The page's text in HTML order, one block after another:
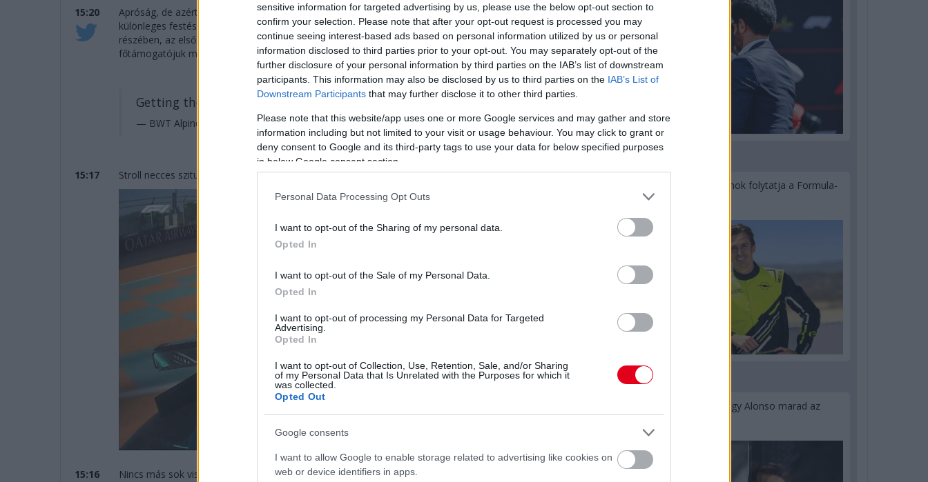
sensitive information for targeted advertising by us, please use the below opt-out section to
confirm your selection. Please note that after your opt-out request is processed you may
continue seeing interest-based ads based on personal information utilized by us or personal
information disclosed to third parties prior to your opt-out. You may separately opt-out of the
further disclosure of your personal information by third parties on the IAB’s list of downstream
participants. This information may also be disclosed by us to third parties on the IAB’s List of
Downstream Participants that may further disclose it to other third parties.
Please note that this website/app uses one or more Google services and may gather and store
information including but not limited to your visit or usage behaviour. You may click to grant or
deny consent to Google and its third-party tags to use your data for below specified purposes
in below Google consent section.
Personal Data Processing Opt Outs
I want to opt-out of the Sharing of my personal data.
Opted In
I want to opt-out of the Sale of my Personal Data.
Opted In
I want to opt-out of processing my Personal Data for Targeted
Advertising.
Opted In
I want to opt-out of Collection, Use, Retention, Sale, and/or Sharing
of my Personal Data that Is Unrelated with the Purposes for which it
was collected.
Opted Out
Google consents
I want to allow Google to enable storage related to advertising like cookies on
web or device identifiers in apps.
15:20
Apróság, de azért jegyezzük fel most is, hogy az Alpine ezen a hétvégén a szezonnyitóhoz hasonlóan a
különleges festését használja. Nem ezt a fullosan rózsaszín autót látjuk majd az idény további
részében, az első két forduló során azonban akárcsak tavaly, egyedi dizájnnal jelentkeznek a
főtámogatójuk miatt.
Getting the laps in #SaudiArabianGP #Alpine pic.twitter.com/ijws7DYg3G
— BWT Alpine F1 Team (@AlpineF1Team) March 17, 2023
15:17 Stroll necces szituációja vizuálisan is megjelenítve.
15:16 Nincs más sok vissza. 14 perccel a leintés előtt ez az állás.
Újabb korábbi F2-es bajnok folytatja a Formula-
E-ben
2 napja
Newey biztos benne, hogy Alonso marad az